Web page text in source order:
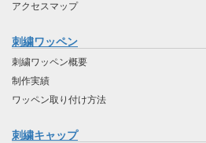
アクセスマップ
刺繍ワッペン
刺繍ワッペン概要
制作実績
ワッペン取り付け方法
刺繍キャップ